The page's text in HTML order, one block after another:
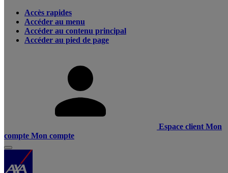
Accès rapides
Accéder au menu
Accéder au contenu principal
Accéder au pied de page
Espace client Mon
compte Mon compte